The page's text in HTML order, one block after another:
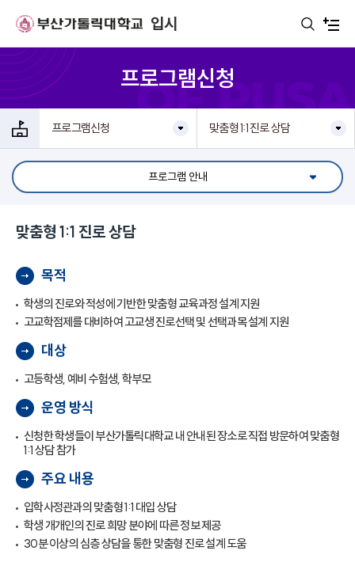
입시
프로그램신청
프로그램신청 맞춤형 1:1 진로 상담
프로그램 안내
맞춤형 1:1 진로 상담
목적
학생의 진로와 적성에 기반한 맞춤형 교육과정 설계 지원
고교학점제를 대비하여 고교생 진로선택 및 선택과목 설계 지원
대상
고등학생, 예비 수험생, 학부모
운영 방식
신청한 학생들이 부산가톨릭대학교 내 안내된 장소로 직접 방문하여 맞춤형
1:1 상담 참가
주요 내용
입학사정관과의 맞춤형 1:1 대입 상담
학생 개개인의 진로 희망 분야에 따른 정보 제공
30분 이상의 심층 상담을 통한 맞춤형 진로 설계 도움